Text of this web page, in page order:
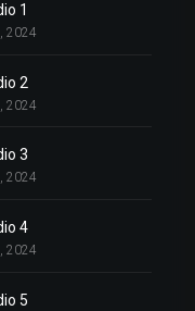
1
2024
2
2024
3
2024
4
2024
5